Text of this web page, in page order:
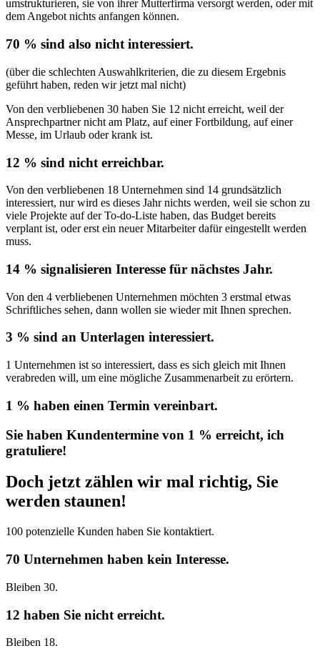
umstrukturieren, sie von ihrer Mutterfirma versorgt werden, oder mit
dem Angebot nichts anfangen können.
70 % sind also nicht interessiert.
(über die schlechten Auswahlkriterien, die zu diesem Ergebnis
geführt haben, reden wir jetzt mal nicht)
Von den verbliebenen 30 haben Sie 12 nicht erreicht, weil der
Ansprechpartner nicht am Platz, auf einer Fortbildung, auf einer
Messe, im Urlaub oder krank ist.
12 % sind nicht erreichbar.
Von den verbliebenen 18 Unternehmen sind 14 grundsätzlich
interessiert, nur wird es dieses Jahr nichts werden, weil sie schon zu
viele Projekte auf der To-do-Liste haben, das Budget bereits
verplant ist, oder erst ein neuer Mitarbeiter dafür eingestellt werden
muss.
14 % signalisieren Interesse für nächstes Jahr.
Von den 4 verbliebenen Unternehmen möchten 3 erstmal etwas
Schriftliches sehen, dann wollen sie wieder mit Ihnen sprechen.
3 % sind an Unterlagen interessiert.
1 Unternehmen ist so interessiert, dass es sich gleich mit Ihnen
verabreden will, um eine mögliche Zusammenarbeit zu erörtern.
1 % haben einen Termin vereinbart.
Sie haben Kundentermine von 1 % erreicht, ich
gratuliere!
Doch jetzt zählen wir mal richtig, Sie
werden staunen!
100 potenzielle Kunden haben Sie kontaktiert.
70 Unternehmen haben kein Interesse.
Bleiben 30.
12 haben Sie nicht erreicht.
Bleiben 18.